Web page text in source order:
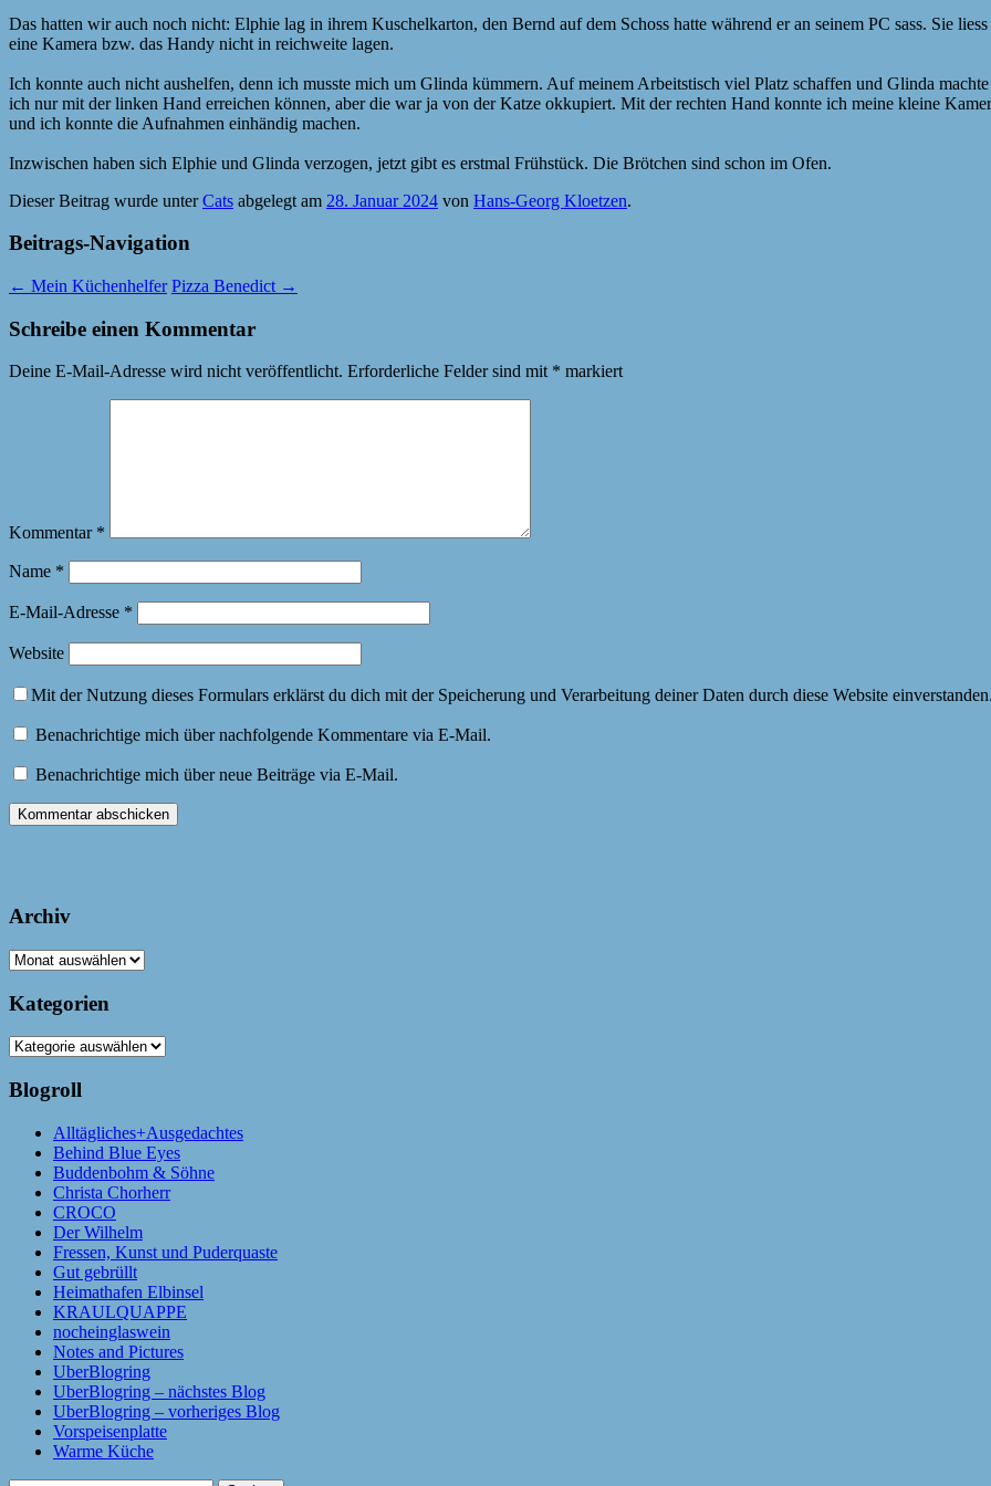
Das hatten wir auch noch nicht: Elphie lag in ihrem Kuschelkarton, den Bernd auf dem Schoss hatte während er an seinem PC sass. Sie
eine Kamera bzw. das Handy nicht in reichweite lagen.
Ich konnte auch nicht aushelfen, denn ich musste mich um Glinda kümmern. Auf meinem Arbeitstisch viel Platz schaffen und Glinda
ich nur mit der linken Hand erreichen können, aber die war ja von der Katze okkupiert. Mit der rechten Hand konnte ich meine kleine
und ich konnte die Aufnahmen einhändig machen.
Inzwischen haben sich Elphie und Glinda verzogen, jetzt gibt es erstmal Frühstück. Die Brötchen sind schon im Ofen.
Dieser Beitrag wurde unterCats abgelegt am 28. Januar 2024 von Hans-Georg Kloetzen.
Beitrags-Navigation
← Mein Küchenhelfer Pizza Benedict →
Schreibe einen Kommentar
Deine E-Mail-Adresse wird nicht veröffentlicht. Erforderliche Felder sind mit * markiert
Kommentar *
Name *
E-Mail-Adresse *
Website
Mit der Nutzung dieses Formulars erklärst du dich mit der Speicherung und Verarbeitung deiner Daten durch diese Website
Benachrichtige mich über nachfolgende Kommentare via E-Mail.
Benachrichtige mich über neue Beiträge via E-Mail.
Archiv
Archiv
Kategorien
Kategorien
Blogroll
Alltägliches+Ausgedachtes
Behind Blue Eyes
Buddenbohm & Söhne
Christa Chorherr
CROCO
Der Wilhelm
Fressen, Kunst und Puderquaste
Gut gebrüllt
Heimathafen Elbinsel
KRAULQUAPPE
nocheinglaswein
Notes and Pictures
UberBlogring
UberBlogring – nächstes Blog
UberBlogring – vorheriges Blog
Vorspeisenplatte
Warme Küche